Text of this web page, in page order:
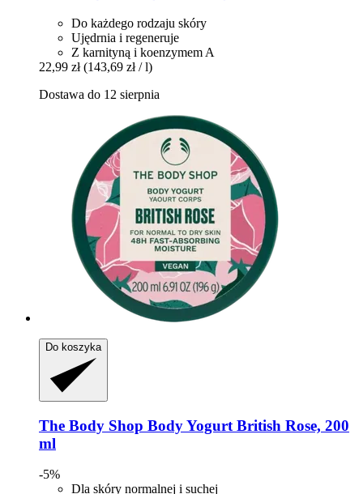
Do każdego rodzaju skóry
Ujędrnia i regeneruje
Z karnityną i koenzymem A
22,99 zł (143,69 zł / l)
Dostawa do 12 sierpnia
Do koszyka
The Body Shop Body Yogurt British Rose, 200
ml
-5%
Dla skóry normalnej i suchej